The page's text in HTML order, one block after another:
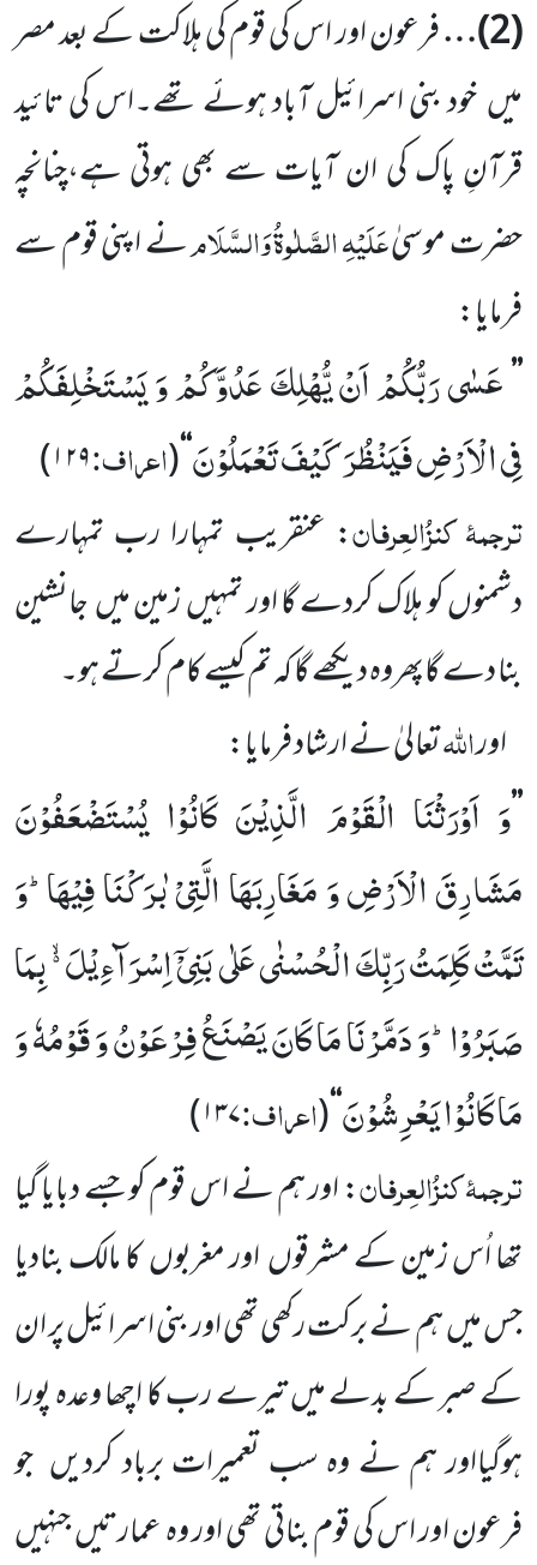
(
2
)…فرعون اور اس کی قوم کی ہلاکت کے بعد مصر
میںخود بنی اسرائیل آباد ہوئے تھے۔اس کی تائید
قرآنِ پاک کی ان آیات سے بھی ہوتی ہے،چنانچہ
حضرت موسیٰعَلَیْہِالصَّلٰوۃُوَالسَّلَامنے اپنی قوم سے
فرمایا:
’’عَسٰى رَبُّكُمْ اَنْ یُّهْلِكَ عَدُوَّكُمْ وَ یَسْتَخْلِفَكُمْ
فِی الْاَرْضِ فَیَنْظُرَ كَیْفَ تَعْمَلُوْنَ‘‘
(اعراف:۱۲۹)
ترجمۂکنزُالعِرفان: عنقریب تمہارا رب تمہارے
دشمنوں کو ہلاک کردے گا اور تمہیںزمین میںجانشین
بنا دے گاپھروہ دیکھے گا کہ تم کیسے کام کرتے ہو۔
اوراللہتعالیٰ نے ارشاد فرمایا:
’’وَ اَوْرَثْنَا الْقَوْمَ الَّذِیْنَ كَانُوْا یُسْتَضْعَفُوْنَ
مَشَارِقَ الْاَرْضِ وَ مَغَارِبَهَا الَّتِیْ بٰرَكْنَا فِیْهَاؕ-وَ
تَمَّتْ كَلِمَتُ رَبِّكَ الْحُسْنٰى عَلٰى بَنِیْۤ اِسْرَآءِیْلَ ﳔ بِمَا
صَبَرُوْاؕ-وَ دَمَّرْنَا مَا كَانَ یَصْنَعُ فِرْعَوْنُ وَ قَوْمُهٗ وَ
مَا كَانُوْا یَعْرِشُوْنَ‘‘
(اعراف:۱۳۷)
ترجمۂکنزُالعِرفان:اور ہم نے اس قوم کو جسے دبایا گیا
تھااُس زمین کے مشرقوںاور مغربوںکا مالک بنادیا
جس میںہمنے برکت رکھی تھی اور بنی اسرائیل پر ان
کے صبر کے بدلے میں تیرے رب کا اچھا وعدہ پورا
ہوگیااور ہم نے وہ سب تعمیرات برباد کردیں جو
فرعون اور اس کی قوم بناتی تھی اور وہعمارتیں جنہیں